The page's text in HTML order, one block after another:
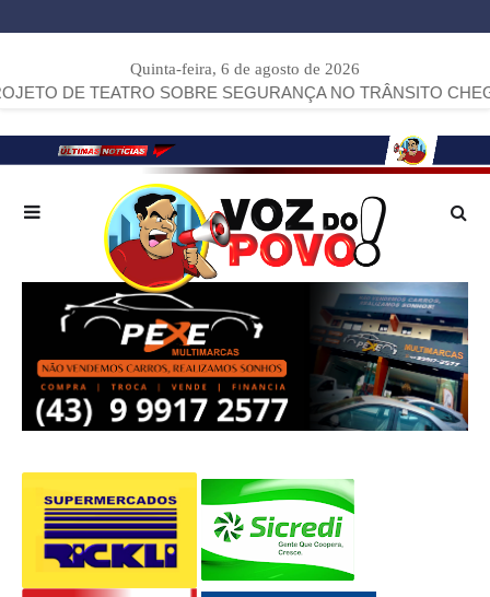
Quinta-feira, 6 de agosto de 2026
TEATRO SOBRE SEGURANÇA NO TRÂNSITO CHEGA A